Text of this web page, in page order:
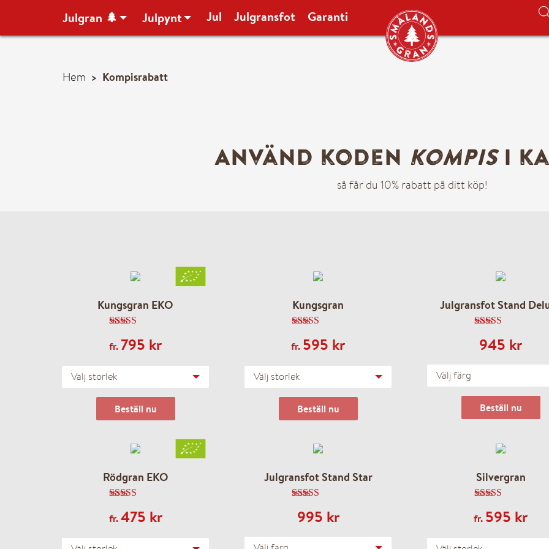
Julgran 🌲 Julpynt Jul Julgransfot Garanti
Hela butiken ➜
– Julpynt
– Julmys
– Presentkort
– FTG-paket
– BRF-Paket
– Utomhuspaket
– Julgran till dina anställda
Leverans sker mellan 08.00-
Se valbara leveransdatum för
18.00 kan du få leverans
webkarta där du i realtid
SNABBT, ENKELT, PRISVÄRT
Hem > Kompisrabatt
Använd koden kompisi
så får du 10% rabatt på ditt köp!
Kungsgran EKO
fr. 795 kr
Välj storlek
Beställ nu
Kungsgran
fr. 595 kr
Välj storlek
Beställ nu
Julgransfot Stand
945 kr
Välj färg
Beställ nu
Rödgran EKO
fr.475 kr
Julgransfot Stand Star
995 kr
Silvergran
fr. 595 kr